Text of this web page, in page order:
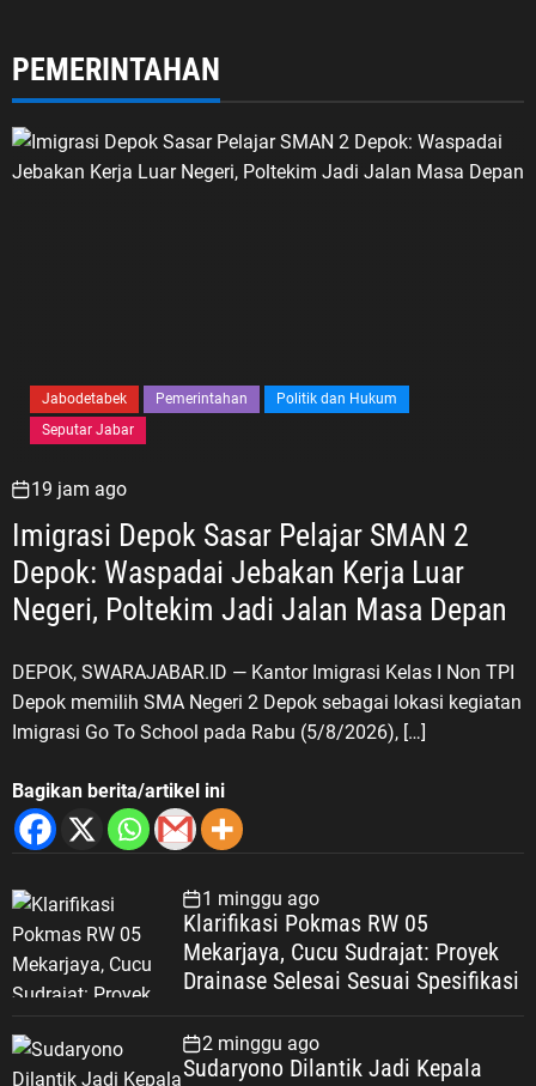
PEMERINTAHAN
Jabodetabek Pemerintahan
Politik dan Hukum
Seputar Jabar
19 jam ago
Imigrasi Depok Sasar Pelajar SMAN 2
Depok: Waspadai Jebakan Kerja Luar
DEPOK, SWARAJABAR.ID — Kantor Imigrasi Kelas I Non TPI
Depok memilih SMA Negeri 2 Depok sebagai lokasi kegiatan
Imigrasi Go To School pada Rabu (5/8/2026), […]
Bagikan berita/artikel ini
1 minggu ago
Klarifikasi Pokmas RW 05
Mekarjaya, Cucu Sudrajat: Proyek
Drainase Selesai Sesuai Spesifikasi
2 minggu ago
Sudaryono Dilantik Jadi Kepala